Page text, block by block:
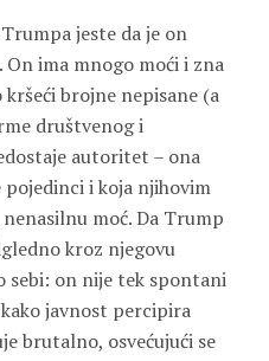
jeste da je on
ima mnogo moći i zna
brojne nepisane (a
društvenog i
autoritet – ona
i koja njihovim
moć. Da Trump
kroz njegovu
sebi: on nije tek spontani
javnost percipira
brutalno, osvećujući se